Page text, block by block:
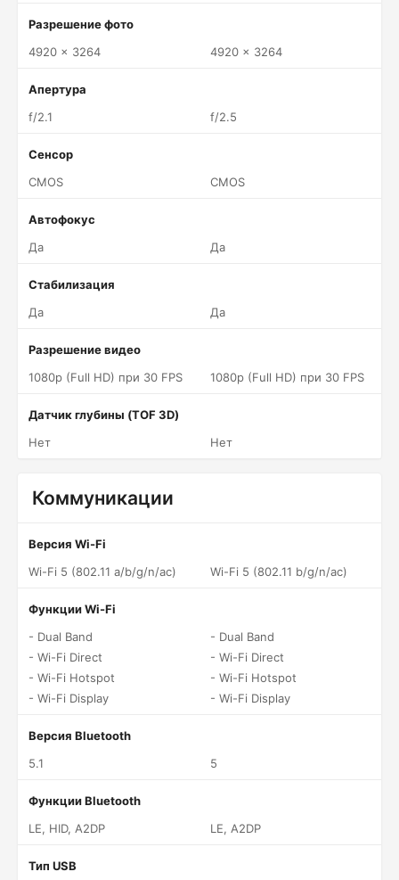
Разрешение фото
4920 x 3264
4920 x 3264
Апертура
f/2.1
f/2.5
Сенсор
CMOS
CMOS
Автофокус
Да
Да
Стабилизация
Да
Да
Разрешение видео
1080p (Full HD) при 30 FPS
1080p (Full HD) при 30 FPS
Датчик глубины (TOF 3D)
Нет
Нет
Коммуникации
Версия Wi-Fi
Wi-Fi 5 (802.11 a/b/g/n/ac)
Wi-Fi 5 (802.11 b/g/n/ac)
Функции Wi-Fi
- Dual Band
- Wi-Fi Direct
- Wi-Fi Hotspot
- Wi-Fi Display
- Dual Band
- Wi-Fi Direct
- Wi-Fi Hotspot
- Wi-Fi Display
Версия Bluetooth
5.1
5
Функции Bluetooth
LE, HID, A2DP
LE, A2DP
Тип USB